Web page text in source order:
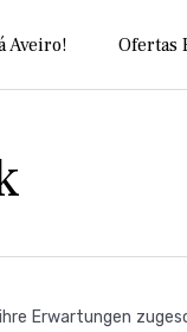
Aveiro! Ofertas
Erwartungen